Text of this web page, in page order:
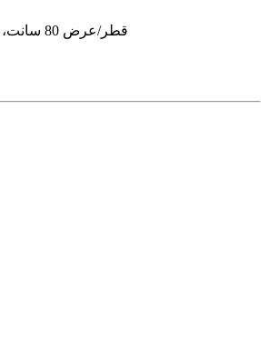
قطر/عرض 80 سانت، مناسب برای 4 نفر